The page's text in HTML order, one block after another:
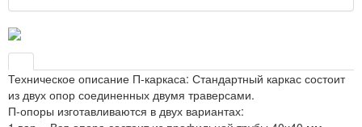
Техническое описание П-каркаса: Стандартный каркас состоит
из двух опор соединенных двумя траверсами.
П-опоры изготавливаются в двух вариантах: